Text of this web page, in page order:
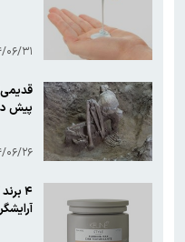
۱۴۰۴/
پیش
۱۴۰۴/
۴